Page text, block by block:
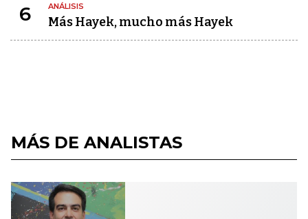
6 ANÁLISIS
Más Hayek, mucho más Hayek
MÁS DE ANALISTAS